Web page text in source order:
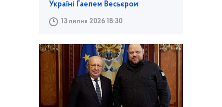
Україні Гаелем Весьєром
13 липня 2026 18:30